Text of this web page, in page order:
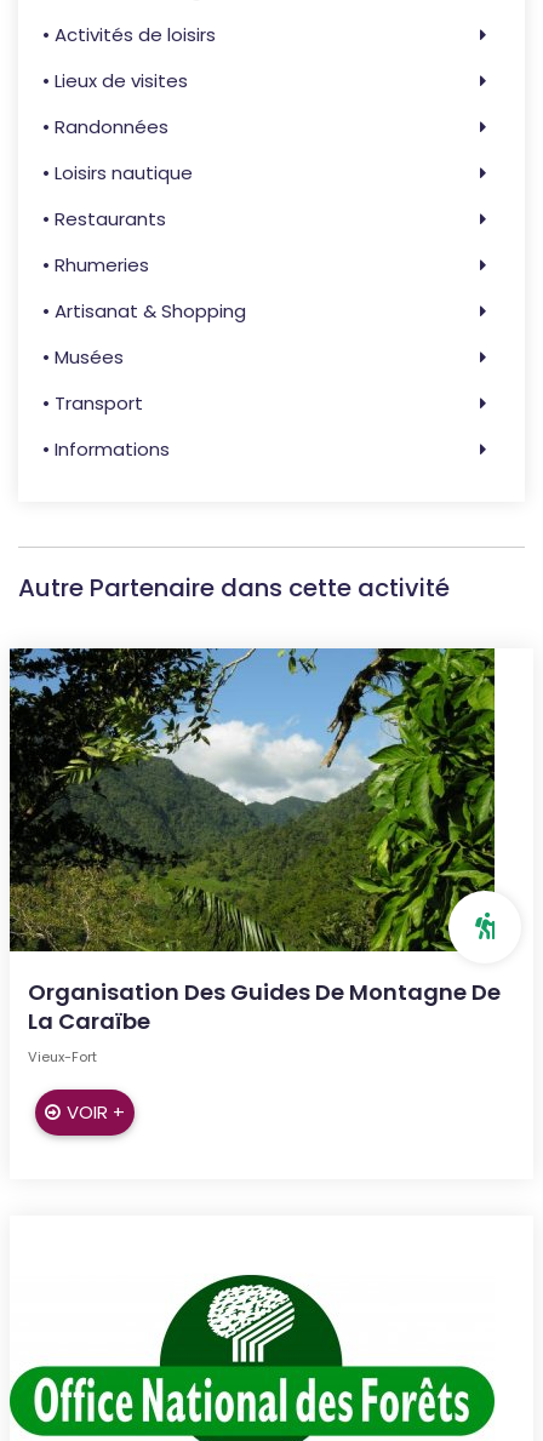
• Activités de loisirs
• Lieux de visites
• Randonnées
• Loisirs nautique
• Restaurants
• Rhumeries
• Artisanat & Shopping
• Musées
• Transport
• Informations
Autre Partenaire dans cette activité
Organisation Des Guides De Montagne De
La Caraïbe
Vieux-Fort
VOIR +